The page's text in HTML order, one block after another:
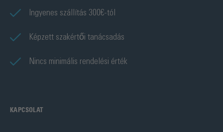
Ingyenes szállítás 300€-tól
Képzett szakértői tanácsadás
Nincs minimális rendelési érték
KAPCSOLAT